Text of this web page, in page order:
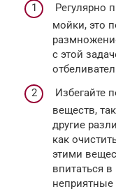
Регулярно
мойки, это
с этой
Избегайте
веществ,
другие
как
этими
впитаться
неприятные